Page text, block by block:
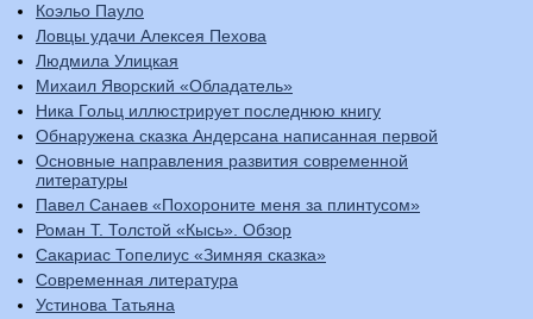
Коэльо Пауло
Ловцы удачи Алексея Пехова
Людмила Улицкая
Михаил Яворский «Обладатель»
Ника Гольц иллюстрирует последнюю книгу
Обнаружена сказка Андерсана написанная первой
Основные направления развития современной
литературы
Павел Санаев «Похороните меня за плинтусом»
Роман Т. Толстой «Кысь». Обзор
Сакариас Топелиус «Зимняя сказка»
Современная литература
Устинова Татьяна